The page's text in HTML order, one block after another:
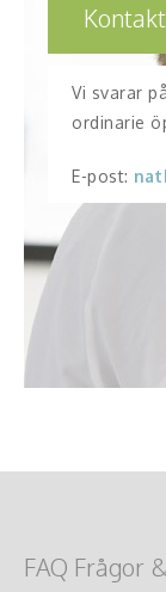
Vi svarar
ordinarie
E-post:
FAQ Frågor